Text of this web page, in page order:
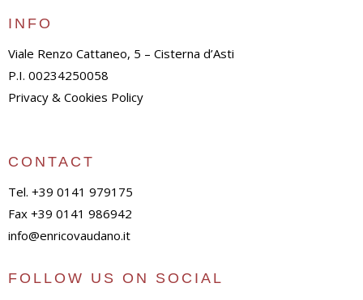
INFO
Viale Renzo Cattaneo, 5 – Cisterna d’Asti
P.I. 00234250058
Privacy & Cookies Policy
CONTACT
Tel. +39 0141 979175
Fax +39 0141 986942
info@enricovaudano.it
FOLLOW US ON SOCIAL